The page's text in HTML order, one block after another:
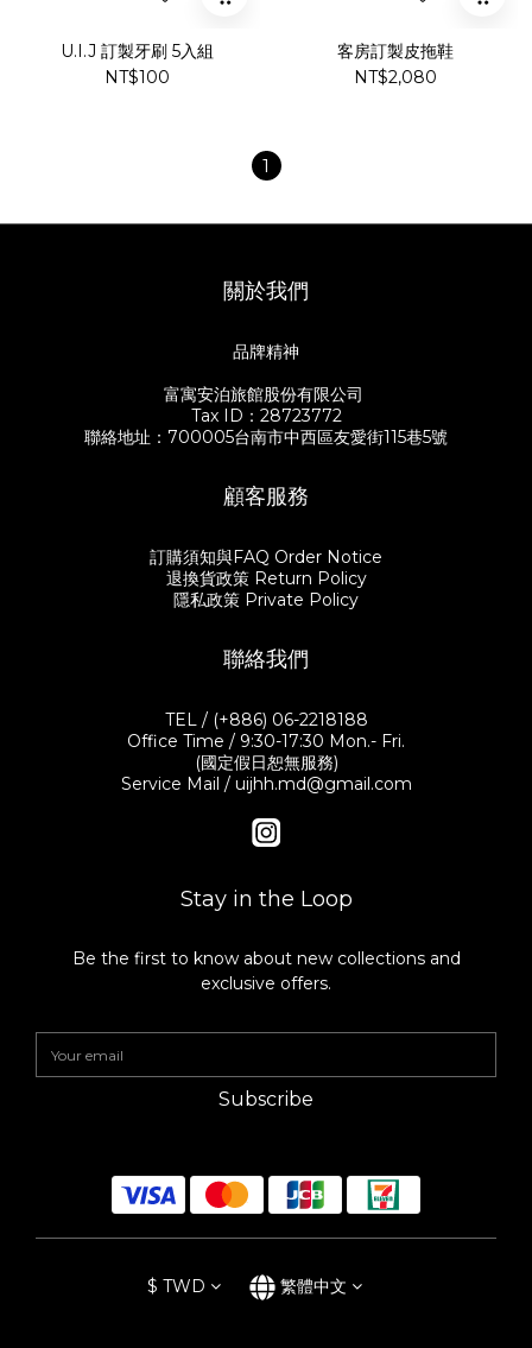
U.I.J 訂製牙刷 5入組
NT$100
客房訂製皮拖鞋
NT$2,080
1
關於我們
品牌精神
富寓安泊旅館股份有限公司
Tax ID：28723772
聯絡地址：700005台南市中西區友愛街115巷5號
顧客服務
訂購須知與FAQ Order Notice
退換貨政策 Return Policy
隱私政策 Private Policy
聯絡我們
TEL / (+886) 06-2218188
Office Time / 9:30-17:30 Mon.- Fri.
(國定假日恕無服務)
Service Mail / uijhh.md@gmail.com
Stay in the Loop
Be the first to know about new collections and
exclusive offers.
Subscribe
$ TWD 繁體中文